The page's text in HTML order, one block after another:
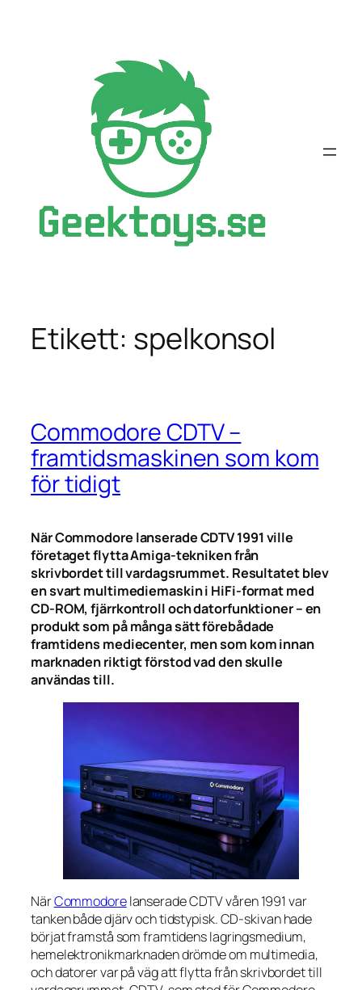
Etikett: spelkonsol
Commodore CDTV –
framtidsmaskinen som kom
för tidigt
När Commodore lanserade CDTV 1991 ville
företaget flytta Amiga-tekniken från
skrivbordet till vardagsrummet. Resultatet blev
en svart multimediemaskin i HiFi-format med
CD-ROM, fjärrkontroll och datorfunktioner – en
produkt som på många sätt förebådade
framtidens mediecenter, men som kom innan
marknaden riktigt förstod vad den skulle
användas till.
NärCommodorelanserade CDTV våren 1991 var
tanken både djärv och tidstypisk. CD-skivan hade
börjat framstå som framtidens lagringsmedium,
hemelektronikmarknaden drömde om multimedia,
och datorer var på väg att flytta från skrivbordet till